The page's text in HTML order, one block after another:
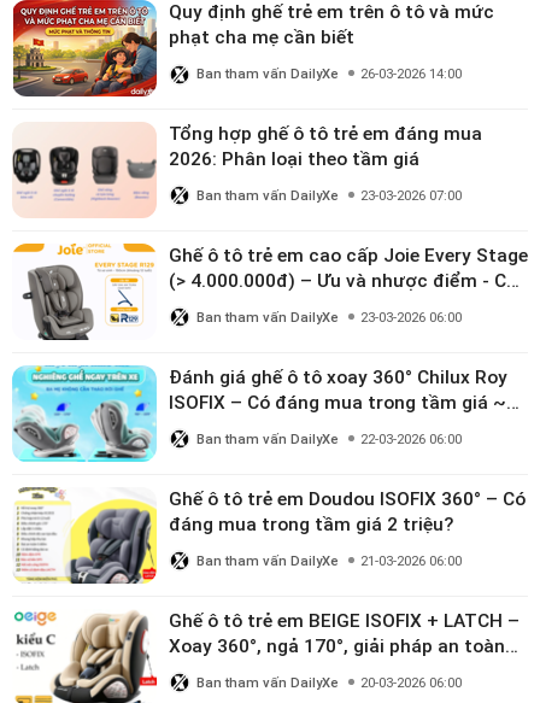
Quy định ghế trẻ em trên ô tô và mức
phạt cha mẹ cần biết
Ban tham vấn DailyXe 26-03-2026 14:00
Tổng hợp ghế ô tô trẻ em đáng mua
2026: Phân loại theo tầm giá
Ban tham vấn DailyXe 23-03-2026 07:00
Ghế ô tô trẻ em cao cấp Joie Every Stage
(> 4.000.000đ) – Ưu và nhược điểm - Có
đáng đầu tư cho bé từ 0–12 tuổi?
Ban tham vấn DailyXe 23-03-2026 06:00
Đánh giá ghế ô tô xoay 360° Chilux Roy
ISOFIX – Có đáng mua trong tầm giá ~3
triệu
Ban tham vấn DailyXe 22-03-2026 06:00
Ghế ô tô trẻ em Doudou ISOFIX 360° – Có
đáng mua trong tầm giá 2 triệu?
Ban tham vấn DailyXe 21-03-2026 06:00
Ghế ô tô trẻ em BEIGE ISOFIX + LATCH –
Xoay 360°, ngả 170°, giải pháp an toàn
linh hoạt cho bé 0–10 tuổi
Ban tham vấn DailyXe 20-03-2026 06:00